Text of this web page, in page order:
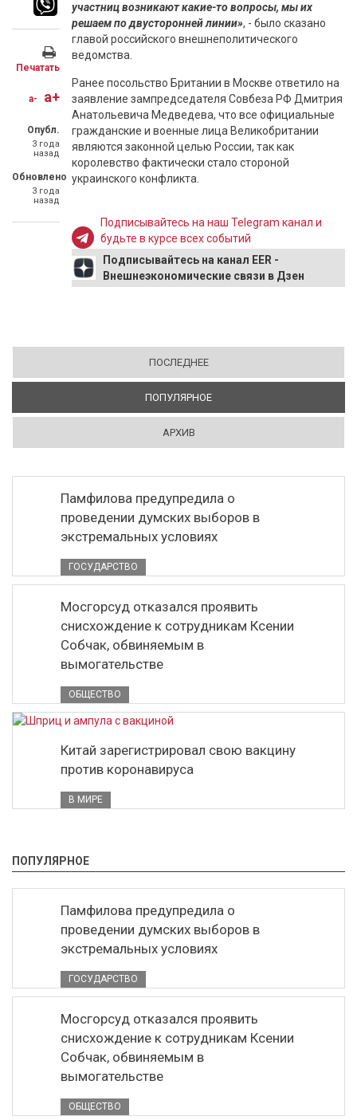
Печатать
a- a+
Опубл.
3 года
назад
Обновлено
3 года
назад
участниц возникают какие-то вопросы, мы их
решаем по двусторонней линии», - было сказано
главой российского внешнеполитического
ведомства.
Ранее посольство Британии в Москве ответило на
заявление зампредседателя Совбеза РФ Дмитрия
Анатольевича Медведева, что все официальные
гражданские и военные лица Великобритании
являются законной целью России, так как
королевство фактически стало стороной
украинского конфликта.
Подписывайтесь на наш Telegram канал и
будьте в курсе всех событий
Подписывайтесь на канал EER -
Внешнеэкономические связи в Дзен
ПОСЛЕДНЕЕ
ПОПУЛЯРНОЕ
АРХИВ
Памфилова предупредила о
проведении думских выборов в
экстремальных условиях
ГОСУДАРСТВО
Мосгорсуд отказался проявить
снисхождение к сотрудникам Ксении
Собчак, обвиняемым в
вымогательстве
ОБЩЕСТВО
Китай зарегистрировал свою вакцину
против коронавируса
В МИРЕ
ПОПУЛЯРНОЕ
Памфилова предупредила о
проведении думских выборов в
экстремальных условиях
ГОСУДАРСТВО
Мосгорсуд отказался проявить
снисхождение к сотрудникам Ксении
Собчак, обвиняемым в
вымогательстве
ОБЩЕСТВО